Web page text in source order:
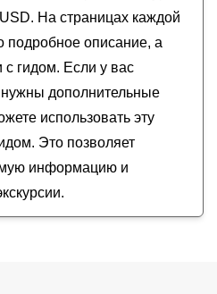
до небоскрёба
на машине
архитектура, история и
На страницах каждой
подробное описание, а
с гидом. Если у вас
дополнительные
использовать эту
Это позволяет
информацию и